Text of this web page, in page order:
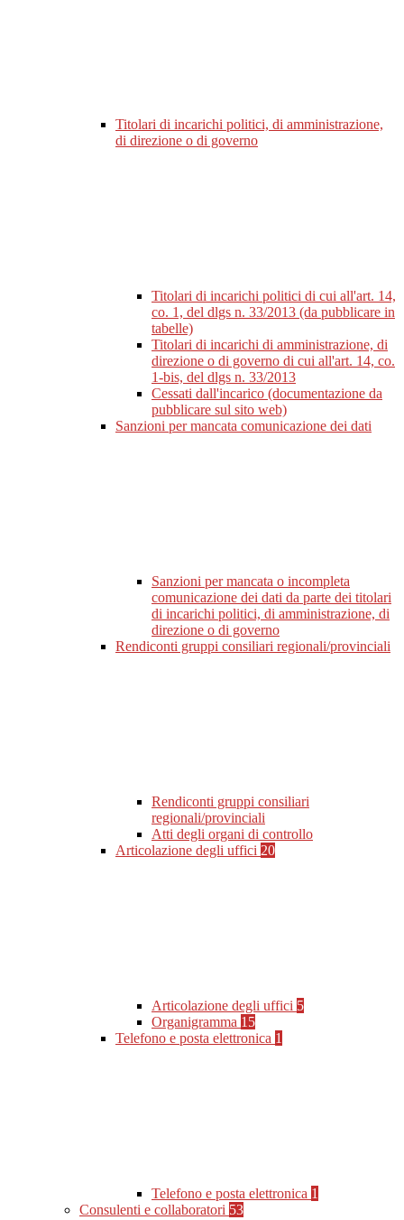
Titolari di incarichi politici, di amministrazione,
di direzione o di governo
Titolari di incarichi politici di cui all'art. 14,
co. 1, del dlgs n. 33/2013 (da pubblicare in
tabelle)
Titolari di incarichi di amministrazione, di
direzione o di governo di cui all'art. 14, co.
1-bis, del dlgs n. 33/2013
Cessati dall'incarico (documentazione da
pubblicare sul sito web)
Sanzioni per mancata comunicazione dei dati
Sanzioni per mancata o incompleta
comunicazione dei dati da parte dei titolari
di incarichi politici, di amministrazione, di
direzione o di governo
Rendiconti gruppi consiliari regionali/provinciali
Rendiconti gruppi consiliari
regionali/provinciali
Atti degli organi di controllo
Articolazione degli uffici 20
Articolazione degli uffici 5
Organigramma 15
Telefono e posta elettronica 1
Telefono e posta elettronica 1
Consulenti e collaboratori 53